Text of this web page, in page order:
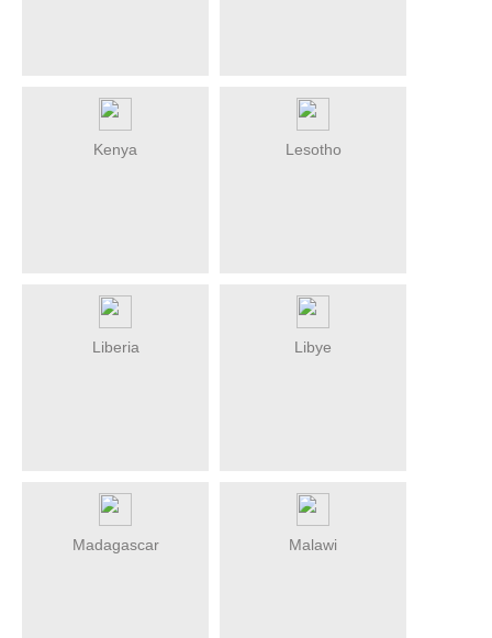
Kenya Lesotho
Liberia Libye
Madagascar Malawi